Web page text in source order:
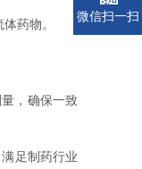
药物。
，确保一致
足制药行业
微信扫一扫